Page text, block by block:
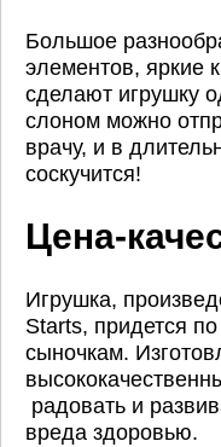
Большое
элементов, яркие
сделают игрушку
слоном можно
врачу, и в
соскучится!
Цена-
Игрушка,
Starts, придется
сыночкам.
радовать и
вреда здоровью.